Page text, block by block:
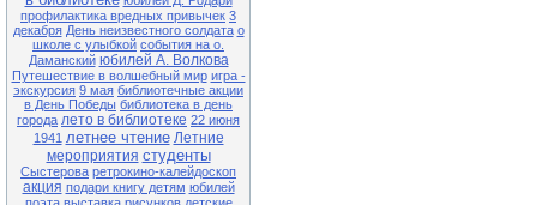
книге Приморского края)
Внимание! В связи с продлением
ограничительных мер в
расписании возможны
корректировки. Обращаться по
тел.: 25-1-72
профилактика вредных привычек 3
декабря День неизвестного солдата о
школе с улыбкой события на о.
Даманский юбилей А. Волкова
Путешествие в волшебный мир игра -
экскурсия 9 мая библиотечные акции
в День Победы библиотека в день
города лето в библиотеке 22 июня
1941 летнее чтение Летние
мероприятия студенты
Сыстерова ретрокино-калейдоскоп
акция подари книгу детям юбилей